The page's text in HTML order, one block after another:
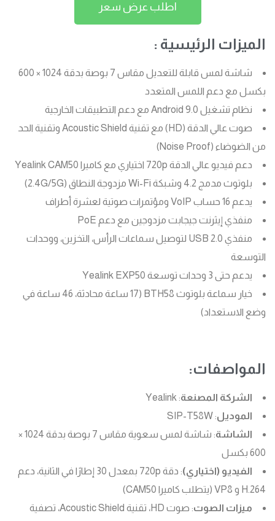
اطلب عرض سعر
الميزات الرئيسية :
شاشة لمس قابلة للتعديل مقاس 7 بوصة بدقة 1024 × 600
بكسل مع دعم اللمس المتعدد
نظام تشغيل Android 9.0 مع دعم التطبيقات الخارجية
صوت عالي الدقة (HD) مع تقنية Acoustic Shield وتقنية الحد
من الضوضاء (Noise Proof)
دعم فيديو عالي الدقة 720p اختياري مع كاميرا Yealink CAM50
بلوتوث مدمج 4.2 وشبكة Wi-Fi مزدوجة النطاق (2.4G/5G)
يدعم 16 حساب VoIP ومؤتمرات صوتية لعشرة أطراف
منفذي إيثرنت جيجابت مزدوجين مع دعم PoE
منفذي USB 2.0 لتوصيل سماعات الرأس، التخزين، ووحدات
التوسعة
يدعم حتى 3 وحدات توسعة Yealink EXP50
خيار سماعة بلوتوث BTH58 (17 ساعة محادثة، 46 ساعة في
وضع الاستعداد)
المواصفات:
الشركة المصنعة: Yealink
الموديل: SIP-T58W
الشاشة
: شاشة لمس سعوية مقاس 7 بوصة بدقة 1024 ×
600 بكسل
الفيديو (اختياري)
: دقة 720p بمعدل 30 إطارًا في الثانية، دعم
H.264 و VP8 (يتطلب كاميرا CAM50)
ميزات الصوت
: صوت HD، تقنية Acoustic Shield، تصفية